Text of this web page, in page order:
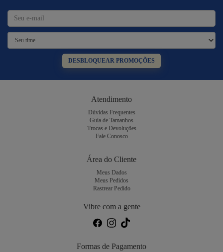
DESBLOQUEAR PROMOÇÕES
Atendimento
Dúvidas Frequentes
Guia de Tamanhos
Trocas e Devoluções
Fale Conosco
Área do Cliente
Meus Dados
Meus Pedidos
Rastrear Pedido
Vibre com a gente
Formas de Pagamento